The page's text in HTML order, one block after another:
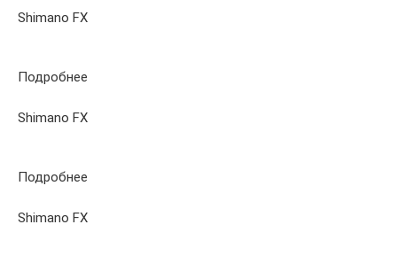
Shimano FX
Подробнее
Shimano FX
Подробнее
Shimano FX